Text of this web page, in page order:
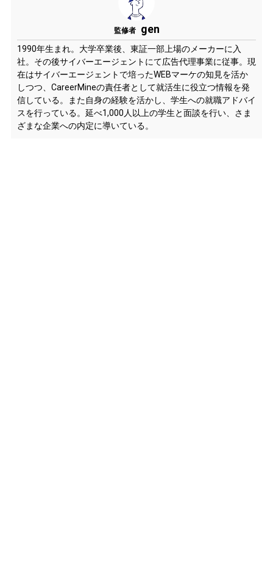
監修者 gen
1990年生まれ。大学卒業後、東証一部上場のメーカーに入
社。その後サイバーエージェントにて広告代理事業に従事。現
在はサイバーエージェントで培ったWEBマーケの知見を活か
しつつ、CareerMineの責任者として就活生に役立つ情報を発
信している。また自身の経験を活かし、学生への就職アドバイ
スを行っている。延べ1,000人以上の学生と面談を行い、さま
ざまな企業への内定に導いている。